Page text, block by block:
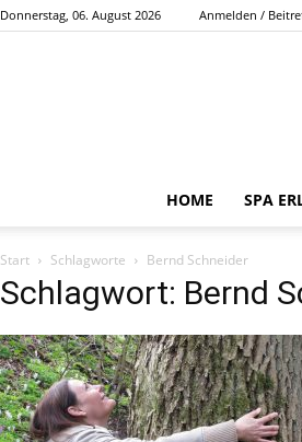
Donnerstag, 06. August 2026 Anmelden /
HOME SPA
Start Schlagworte Bernd Schneider
Schlagwort: Bernd